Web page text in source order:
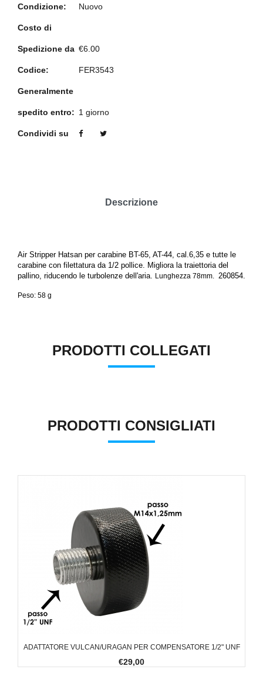
Condizione: Nuovo
Costo di
Spedizione da €6.00
Codice: FER3543
Generalmente
spedito entro: 1 giorno
Condividi su
Descrizione
Air Stripper Hatsan per carabine BT-65, AT-44, cal.6,35 e tutte le
carabine con filettatura da 1/2 pollice. Migliora la traiettoria del
pallino, riducendo le turbolenze dell'aria. Lunghezza 78mm. 260854.
Peso: 58 g
PRODOTTI COLLEGATI
PRODOTTI CONSIGLIATI
ADATTATORE VULCAN/URAGAN PER COMPENSATORE 1/2" UNF
€29,00